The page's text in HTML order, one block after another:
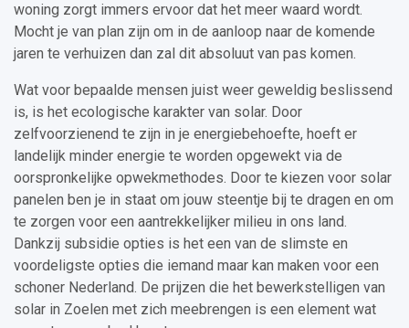
woning zorgt immers ervoor dat het meer waard wordt.
Mocht je van plan zijn om in de aanloop naar de komende
jaren te verhuizen dan zal dit absoluut van pas komen.
Wat voor bepaalde mensen juist weer geweldig beslissend
is, is het ecologische karakter van solar. Door
zelfvoorzienend te zijn in je energiebehoefte, hoeft er
landelijk minder energie te worden opgewekt via de
oorspronkelijke opwekmethodes. Door te kiezen voor solar
panelen ben je in staat om jouw steentje bij te dragen en om
te zorgen voor een aantrekkelijker milieu in ons land.
Dankzij subsidie opties is het een van de slimste en
voordeligste opties die iemand maar kan maken voor een
schoner Nederland. De prijzen die het bewerkstelligen van
solar in Zoelen met zich meebrengen is een element wat